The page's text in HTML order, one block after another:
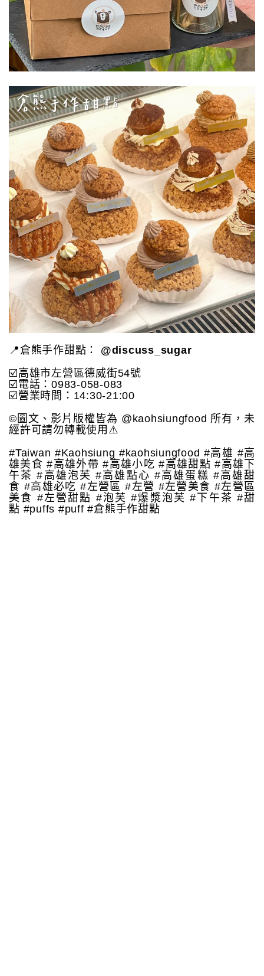
📍倉熊手作甜點： @discuss_sugar
☑️高雄市左營區德威街54號
☑️電話：0983-058-083
☑️營業時間：14:30-21:00
©️圖文、影片版權皆為 @kaohsiungfood 所有，未
經許可請勿轉載使用⚠️
#Taiwan #Kaohsiung #kaohsiungfood #高雄 #高
雄美食 #高雄外帶 #高雄小吃 #高雄甜點 #高雄下
午茶 #高雄泡芙 #高雄點心 #高雄蛋糕 #高雄甜
食 #高雄必吃 #左營區 #左營 #左營美食 #左營區
美食 #左營甜點 #泡芙 #爆漿泡芙 #下午茶 #甜
點 #puffs #puff #倉熊手作甜點